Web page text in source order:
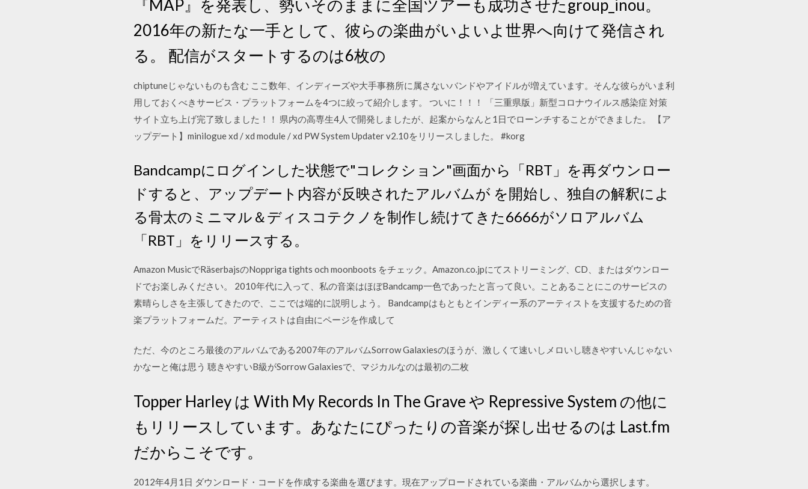
『MAP』を発表し、勢いそのままに全国ツアーも成功させたgroup_inou。
2016年の新たな一手として、彼らの楽曲がいよいよ世界へ向けて発信され
る。 配信がスタートするのは6枚の
chiptuneじゃないものも含む ここ数年、インディーズや大手事務所に属さないバンドやアイドルが増えています。そんな彼らがいま利
用しておくべきサービス・プラットフォームを4つに絞って紹介します。 ついに！！！ 「三重県版」新型コロナウイルス感染症 対策
サイト立ち上げ完了致しました！！ 県内の高専生4人で開発しましたが、起案からなんと1日でローンチすることができました。 【ア
ップデート】minilogue xd / xd module / xd PW System Updater v2.10をリリースしました。 #korg
Bandcampにログインした状態で"コレクション"画面から「RBT」を再ダウンロー
ドすると、アップデート内容が反映されたアルバムが を開始し、独自の解釈によ
る骨太のミニマル＆ディスコテクノを制作し続けてきた6666がソロアルバム
「RBT」をリリースする。
Amazon MusicでRäserbajsのNoppriga tights och moonboots をチェック。Amazon.co.jpにてストリーミング、CD、またはダウンロー
ドでお楽しみください。 2010年代に入って、私の音楽はほぼBandcamp一色であったと言って良い。ことあることにこのサービスの
素晴らしさを主張してきたので、ここでは端的に説明しよう。 Bandcampはもともとインディー系のアーティストを支援するための音
楽プラットフォームだ。アーティストは自由にページを作成して
ただ、今のところ最後のアルバムである2007年のアルバムSorrow Galaxiesのほうが、激しくて速いしメロいし聴きやすいんじゃない
かなーと俺は思う 聴きやすいB級がSorrow Galaxiesで、マジカルなのは最初の二枚
Topper Harley は With My Records In The Grave や Repressive System の他に
もリリースしています。あなたにぴったりの音楽が探し出せるのは Last.fm
だからこそです。
2012年4月1日 ダウンロード・コードを作成する楽曲を選びます。現在アップロードされている楽曲・アルバムから選択します。